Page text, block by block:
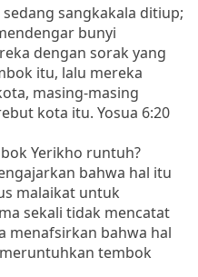
sangkakala ditiup;
bunyi
dengan sorak yang
itu, lalu mereka
masing-masing
kota itu. Yosua 6:20
Yerikho runtuh?
bahwa hal itu
malaikat untuk
sekali tidak mencatat
menafsirkan bahwa hal
tembok